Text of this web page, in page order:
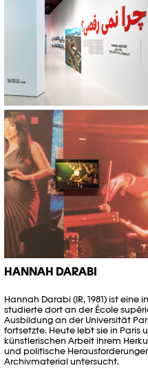
Vue d'exposition "Why Don't You
Dance?" de Hannah Darabi ©
Khashayar Javanmardi / Photo
Elysée / Plateforme 10
HANNAH DARABI
Hannah Darabi (IR, 1981) ist eine
studierte dort an der École
Ausbildung an der Universität
fortsetzte. Heute lebt sie in Paris
künstlerischen Arbeit ihrem
und politische
Archivmaterial untersucht.